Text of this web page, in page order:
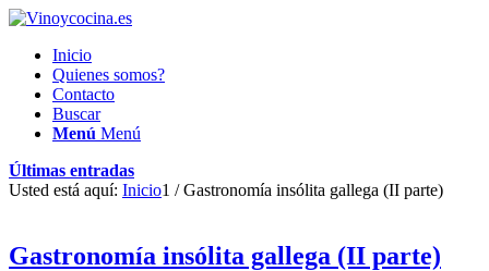
Inicio
Quienes somos?
Contacto
Buscar
Menú Menú
Últimas entradas
Usted está aquí: Inicio1 / Gastronomía insólita gallega (II parte)
Gastronomía insólita gallega (II parte)